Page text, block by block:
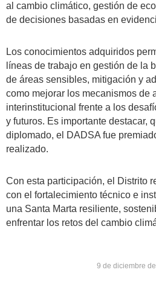
al cambio climático, gestión de
de decisiones basadas en
Los conocimientos adquiridos
líneas de trabajo en gestión de la
de áreas sensibles, mitigación y
como mejorar los mecanismos de
interinstitucional frente a los
y futuros. Es importante destacar,
diplomado, el DADSA fue
realizado.
Con esta participación, el Distrito
con el fortalecimiento técnico e
una Santa Marta resiliente,
enfrentar los retos del cambio
9 de diciembre